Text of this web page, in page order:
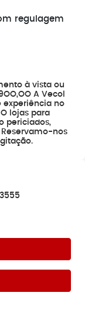
regulagem
à vista ou
A Vecol
experiência no
lojas para
periciados,
nos